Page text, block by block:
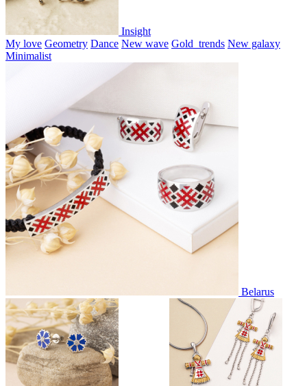
Insight
My love Geometry Dance New wave Gold_trends New galaxy
Minimalist
Belarus